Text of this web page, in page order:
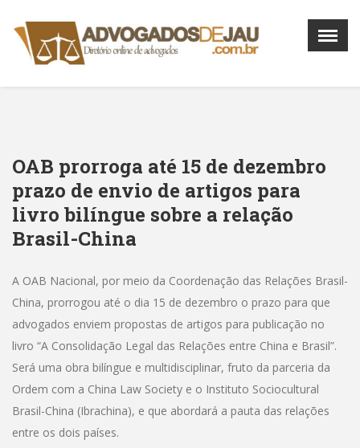
Menu X
(14) 3625-4489
(14) 9 9137-2502
OAB prorroga até 15 de dezembro
prazo de envio de artigos para
livro bilíngue sobre a relação
Brasil-China
A OAB Nacional, por meio da Coordenação das Relações Brasil-
China, prorrogou até o dia 15 de dezembro o prazo para que
advogados enviem propostas de artigos para publicação no
livro “A Consolidação Legal das Relações entre China e Brasil”.
Será uma obra bilíngue e multidisciplinar, fruto da parceria da
Ordem com a China Law Society e o Instituto Sociocultural
Brasil-China (Ibrachina), e que abordará a pauta das relações
entre os dois países.